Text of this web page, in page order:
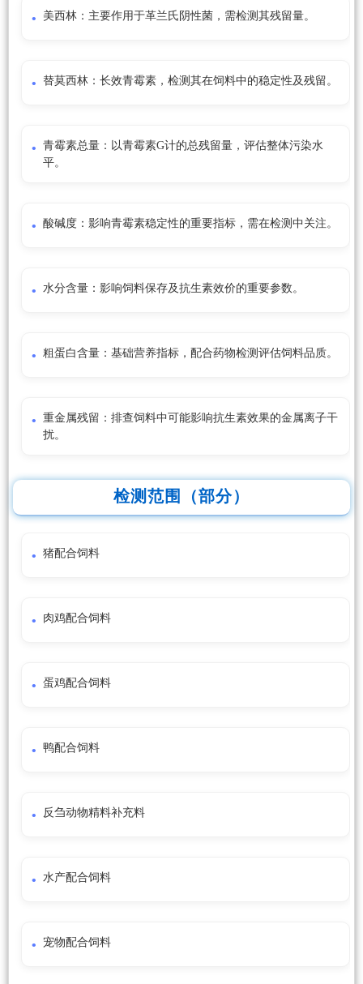
美西林：主要作用于革兰氏阴性菌，需检测其残留量。
替莫西林：长效青霉素，检测其在饲料中的稳定性及残留。
青霉素总量：以青霉素G计的总残留量，评估整体污染水
平。
酸碱度：影响青霉素稳定性的重要指标，需在检测中关注。
水分含量：影响饲料保存及抗生素效价的重要参数。
粗蛋白含量：基础营养指标，配合药物检测评估饲料品质。
重金属残留：排查饲料中可能影响抗生素效果的金属离子干
扰。
检测范围（部分）
猪配合饲料
肉鸡配合饲料
蛋鸡配合饲料
鸭配合饲料
反刍动物精料补充料
水产配合饲料
宠物配合饲料